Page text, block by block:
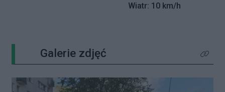
Wiatr: 10 km/h
Galerie zdjęć Kliknij